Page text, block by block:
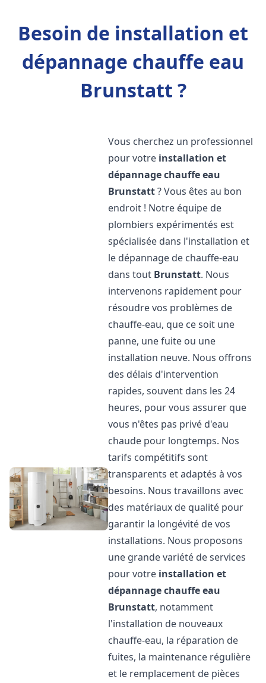
Besoin de installation et
dépannage chauffe eau
Brunstatt ?
Vous cherchez un professionnel
pour votre installation et
dépannage chauffe eau
Brunstatt? Vous êtes au bon
endroit ! Notre équipe de
plombiers expérimentés est
spécialisée dans l'installation et
le dépannage de chauffe-eau
dans tout Brunstatt. Nous
intervenons rapidement pour
résoudre vos problèmes de
chauffe-eau, que ce soit une
panne, une fuite ou une
installation neuve. Nous offrons
des délais d'intervention
rapides, souvent dans les 24
heures, pour vous assurer que
vous n'êtes pas privé d'eau
chaude pour longtemps. Nos
tarifs compétitifs sont
transparents et adaptés à vos
besoins. Nous travaillons avec
des matériaux de qualité pour
garantir la longévité de vos
installations. Nous proposons
une grande variété de services
pour votre installation et
dépannage chauffe eau
Brunstatt, notamment
l'installation de nouveaux
chauffe-eau, la réparation de
fuites, la maintenance régulière
et le remplacement de pièces